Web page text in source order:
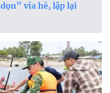
vỉa hè, lập lại